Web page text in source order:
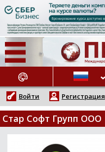
НОВОСТИ
Войти Регистрация
Стар Софт Групп ООО